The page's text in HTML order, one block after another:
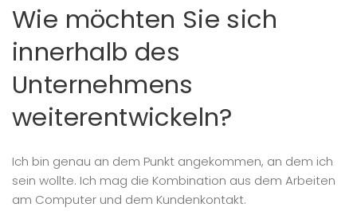
Wie möchten Sie sich
innerhalb des
Unternehmens
weiterentwickeln?
Ich bin genau an dem Punkt angekommen, an dem ich
sein wollte. Ich mag die Kombination aus dem Arbeiten
am Computer und dem Kundenkontakt.